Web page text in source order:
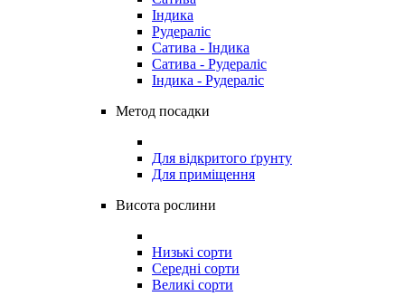
Індика
Рудераліс
Сатива - Індика
Сатива - Рудераліс
Індика - Рудераліс
Метод посадки
Для відкритого ґрунту
Для приміщення
Висота рослини
Низькі сорти
Середні сорти
Великі сорти